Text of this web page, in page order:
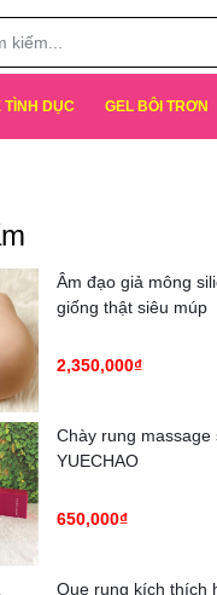
TÌNH DỤC GEL BÔI TRƠN
Âm đạo giả mông
giống thật siêu múp
2,350,000₫
Chày rung massage
YUECHAO
650,000₫
Que rung kích thích